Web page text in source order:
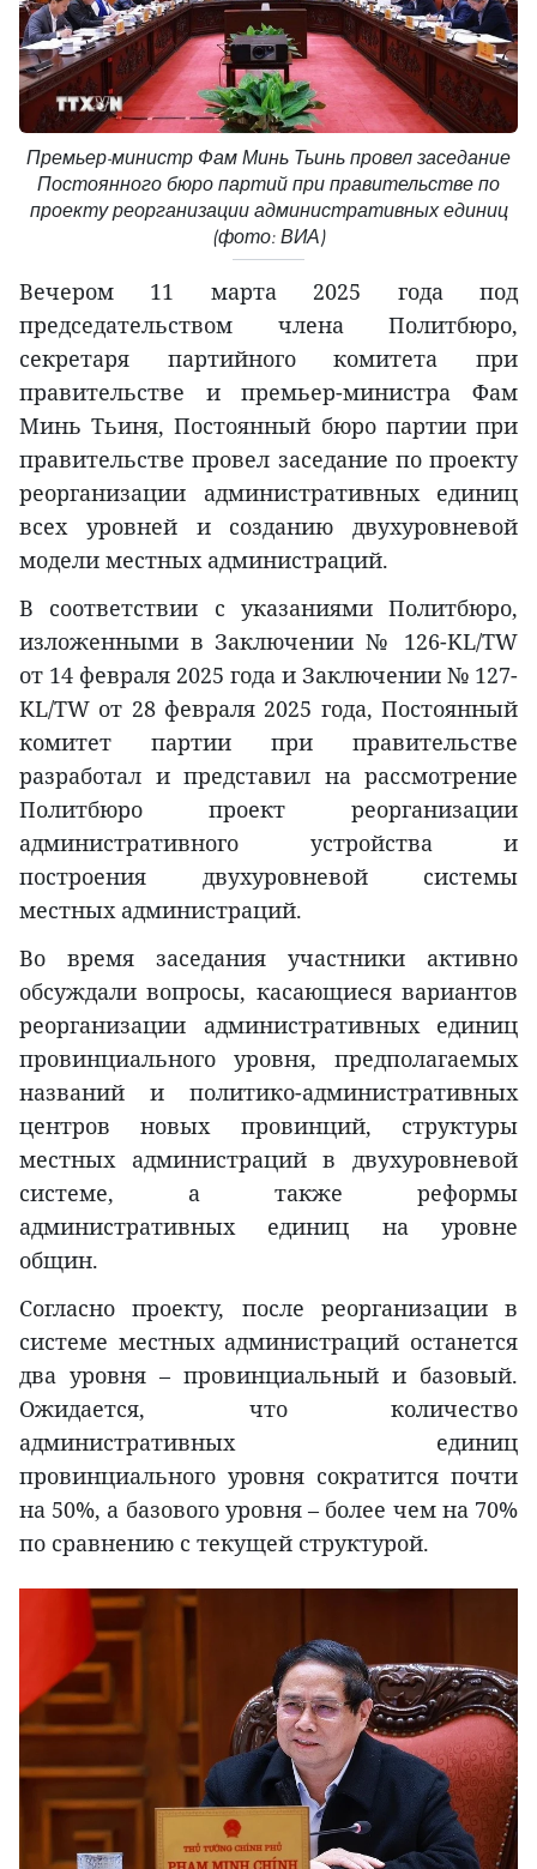
Премьер-министр Фам Минь Тьинь провел заседание
Постоянного бюро партий при правительстве по
проекту реорганизации административных единиц
(фото: ВИА)
Вечером 11 марта 2025 года под
председательством члена Политбюро,
секретаря партийного комитета при
правительстве и премьер-министра Фам
Минь Тьиня, Постоянный бюро партии при
правительстве провел заседание по проекту
реорганизации административных единиц
всех уровней и созданию двухуровневой
модели местных администраций.
В соответствии с указаниями Политбюро,
изложенными в Заключении № 126-KL/TW
от 14 февраля 2025 года и Заключении № 127-
KL/TW от 28 февраля 2025 года, Постоянный
комитет партии при правительстве
разработал и представил на рассмотрение
Политбюро проект реорганизации
административного устройства и
построения двухуровневой системы
местных администраций.
Во время заседания участники активно
обсуждали вопросы, касающиеся вариантов
реорганизации административных единиц
провинциального уровня, предполагаемых
названий и политико-административных
центров новых провинций, структуры
местных администраций в двухуровневой
системе, а также реформы
административных единиц на уровне
общин.
Согласно проекту, после реорганизации в
системе местных администраций останется
два уровня – провинциальный и базовый.
Ожидается, что количество
административных единиц
провинциального уровня сократится почти
на 50%, а базового уровня – более чем на 70%
по сравнению с текущей структурой.